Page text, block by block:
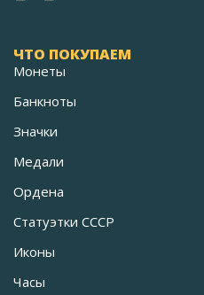
ЧТО ПОКУПАЕМ
Монеты
Банкноты
Значки
Медали
Ордена
Статуэтки СССР
Иконы
Часы